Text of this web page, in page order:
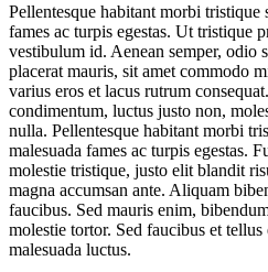
Pellentesque habitant morbi tristique
fames ac turpis egestas. Ut tristique
vestibulum id. Aenean semper, odio
placerat mauris, sit amet commodo
varius eros et lacus rutrum
condimentum, luctus justo non,
nulla. Pellentesque habitant morbi
malesuada fames ac turpis egestas.
molestie tristique, justo elit blandit
magna accumsan ante. Aliquam
faucibus. Sed mauris enim,
molestie tortor. Sed faucibus et
malesuada luctus.